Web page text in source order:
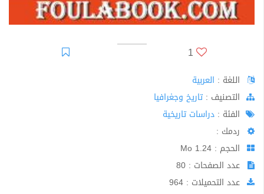
1
اللغة : العربية
اﻟﺘﺼﻨﻴﻒ : تاريخ وجغرافيا
الفئة : دراسات تاريخية
ردمك :
الحجم : 1.24 Mo
عدد الصفحات : 80
عدد التحميلات : 964